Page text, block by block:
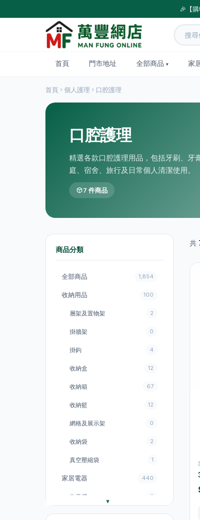
🎉【
首頁 門市地址 全部商品 家
首頁 個人護理 口腔護理
口腔護理
精選各款口腔護理用品，包括牙刷、牙
庭、宿舍、旅行及日常個人清潔使用。
7 件商品
商品分類
全部商品 1,854
收納用品 100
層架及置物架 2
掛牆架 0
掛鈎 4
收納盒 12
收納箱 67
收納籃 12
網格及展示架 0
收納袋 2
真空壓縮袋 1
家居電器 440
收音機 3
電飯煲 18
共